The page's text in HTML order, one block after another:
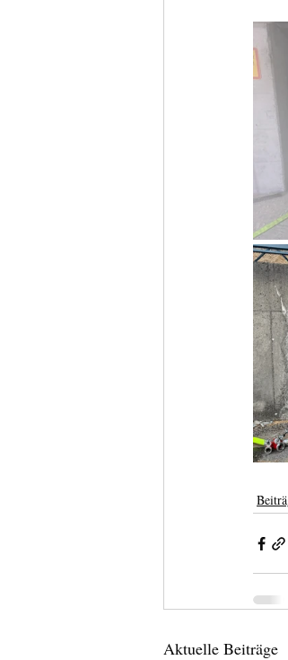
Aktuelle Beiträge